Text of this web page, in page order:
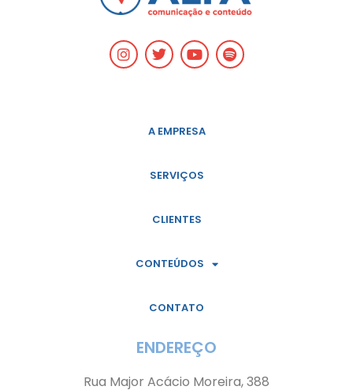
A EMPRESA
SERVIÇOS
CLIENTES
CONTEÚDOS
CONTATO
ENDEREÇO
Rua Major Acácio Moreira, 388